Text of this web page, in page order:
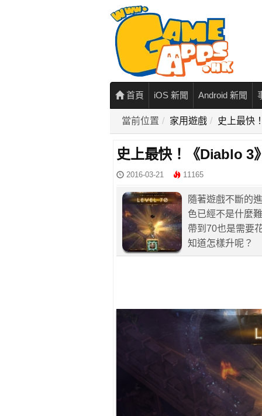
首頁 iOS 新聞 Android 新聞
當前位置 家用遊戲 史上最快
史上最快！《Diablo 3
2016-03-21 11165
隨著遊戲不斷的
色已經不是什麼
帶到70也是需要
知道怎樣升呢？